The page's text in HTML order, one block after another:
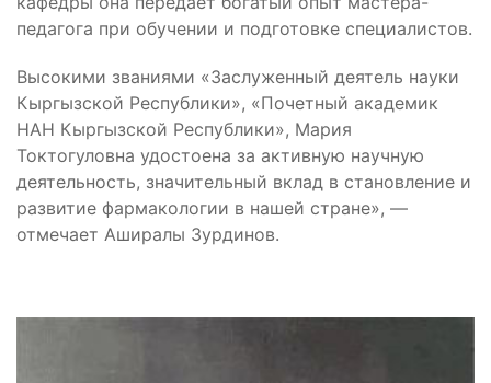
педагога при обучении и подготовке специалистов.
Высокими званиями «Заслуженный деятель науки
Кыргызской Республики», «Почетный академик
НАН Кыргызской Республики», Мария
Токтогуловна удостоена за активную научную
деятельность, значительный вклад в становление и
развитие фармакологии в нашей стране», —
отмечает Аширалы Зурдинов.